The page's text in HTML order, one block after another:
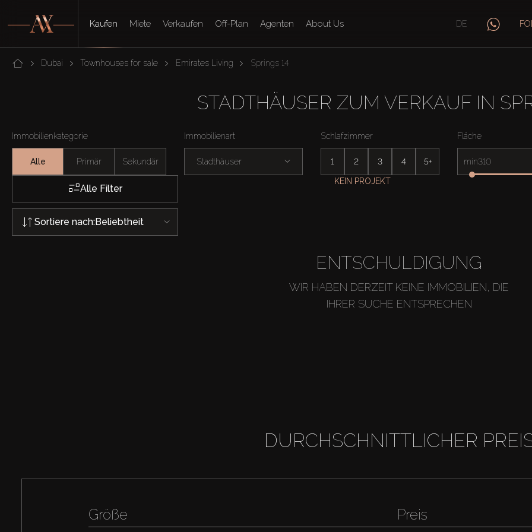
Kaufen Miete Verkaufen Off-Plan Agenten About Us DE
Dubai Townhouses for sale Emirates Living Springs 14
STADTHÄUSER ZUM VERKAUF IN
Immobilienkategorie
Alle Primär Sekundär
Immobilienart
Stadthäuser
Schlafzimmer
1 2 3 4 5+
Fläche
min
Alle Filter
KEIN PROJEKT
Sortiere nach:Beliebtheit
ENTSCHULDIGUNG
WIR HABEN DERZEIT KEINE IMMOBILIEN, DIE
IHRER SUCHE ENTSPRECHEN
DURCHSCHNITTLICHER
Größe Preis